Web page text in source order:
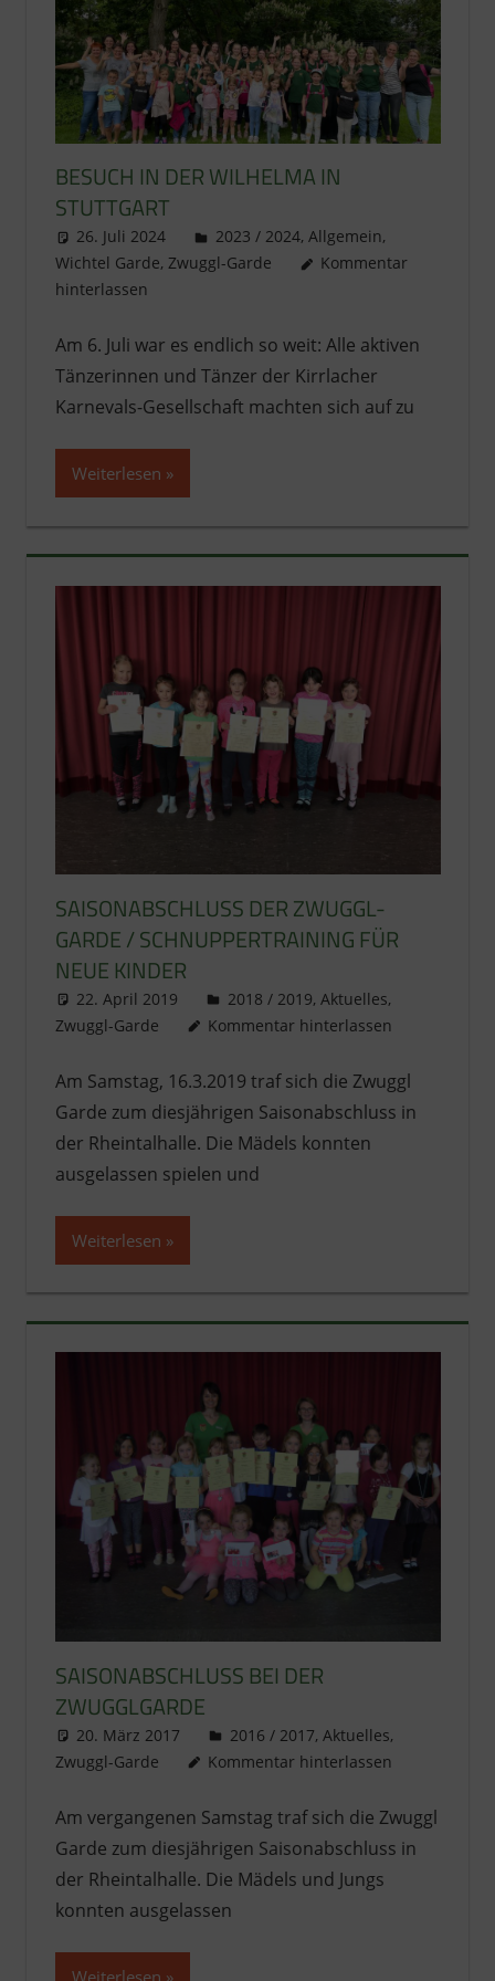
BESUCH IN DER WILHELMA IN
STUTTGART
26. Juli 2024 literat@kikage.de
2023 / 2024, Allgemein,
Wichtel Garde, Zwuggl-Garde
Kommentar
hinterlassen
Am 6. Juli war es endlich so weit: Alle aktiven
Tänzerinnen und Tänzer der Kirrlacher
Karnevals-Gesellschaft machten sich auf zu
Weiterlesen
SAISONABSCHLUSS DER ZWUGGL-
GARDE / SCHNUPPERTRAINING FÜR
NEUE KINDER
22. April 2019 literat@kikage.de
2018 / 2019, Aktuelles,
Zwuggl-Garde
Kommentar hinterlassen
Am Samstag, 16.3.2019 traf sich die Zwuggl
Garde zum diesjährigen Saisonabschluss in
der Rheintalhalle. Die Mädels konnten
ausgelassen spielen und
Weiterlesen
SAISONABSCHLUSS BEI DER
ZWUGGLGARDE
20. März 2017 literat@kikage.de
2016 / 2017, Aktuelles,
Zwuggl-Garde
Kommentar hinterlassen
Am vergangenen Samstag traf sich die Zwuggl
Garde zum diesjährigen Saisonabschluss in
der Rheintalhalle. Die Mädels und Jungs
konnten ausgelassen
Weiterlesen